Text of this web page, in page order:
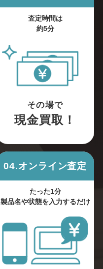
査定時間は
約5分
その場で
現金買取！
04.オンライン査定
たった1分
製品名や状態を入力するだけ